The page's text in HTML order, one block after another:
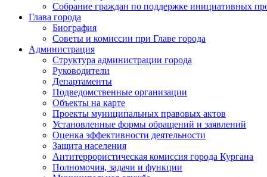
Собрание граждан по поддержке инициативных
Глава города
Биография
Советы и комиссии при Главе города
Администрация
Структура администрации города
Руководители
Департаменты
Подведомственные организации
Объекты на карте
Проекты муниципальных правовых актов
Установленные формы обращений и заявлений
Оценка эффективности деятельности
Защита населения
Антитеррористическая комиссия города Кургана
Полномочия, задачи и функции